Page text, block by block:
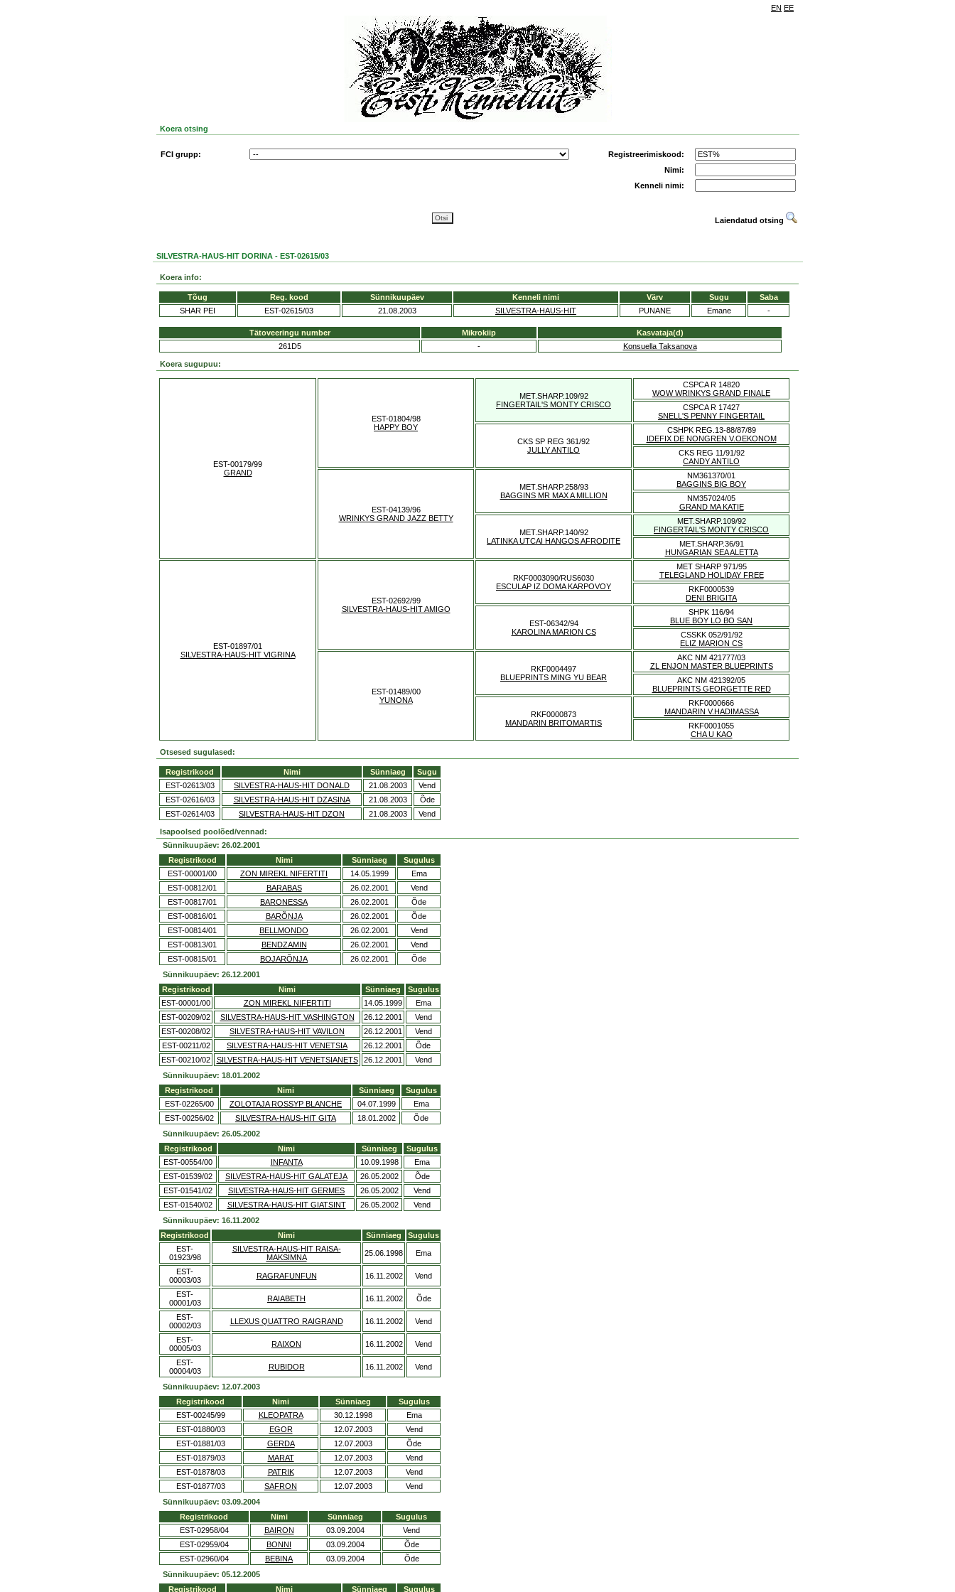
EN EE
Koera otsing
FCI grupp:
Registreerimiskood:
Nimi:
Kenneli nimi:
Laiendatud otsing
SILVESTRA-HAUS-HIT DORINA - EST-02615/03
Koera info:
Tõug Reg. kood Sünnikuupäev Kenneli nimi Värv Sugu
Saba
SHAR PEI
EST-02615/03 21.08.2003 SILVESTRA-HAUS-HIT PUNANE Emane -
Tätoveeringu number Mikrokiip
Kasvataja(d)
261D5
- Konsuella Taksanova
Koera sugupuu:
EST-00179/99
GRAND
EST-01804/98
HAPPY BOY
MET.SHARP.109/92
FINGERTAIL'S MONTY CRISCO
CSPCA R 14820
WOW WRINKYS GRAND FINALE
CSPCA R 17427
SNELL'S PENNY FINGERTAIL
CKS SP REG 361/92
JULLY ANTILO
CSHPK REG.13-88/87/89
IDEFIX DE NONGREN V.OEKONOM
CKS REG 11/91/92
CANDY ANTILO
EST-04139/96
WRINKYS GRAND JAZZ BETTY
MET.SHARP.258/93
BAGGINS MR MAX A MILLION
NM361370/01
BAGGINS BIG BOY
NM357024/05
GRAND MA KATIE
MET.SHARP.140/92
LATINKA UTCAI HANGOS AFRODITE
MET.SHARP.109/92
FINGERTAIL'S MONTY CRISCO
MET.SHARP.36/91
HUNGARIAN SEA ALETTA
EST-01897/01
SILVESTRA-HAUS-HIT VIGRINA
EST-02692/99
SILVESTRA-HAUS-HIT AMIGO
RKF0003090/RUS6030
ESCULAP IZ DOMA KARPOVOY
MET SHARP 971/95
TELEGLAND HOLIDAY FREE
RKF0000539
DENI BRIGITA
EST-06342/94
KAROLINA MARION CS
SHPK 116/94
BLUE BOY LO BO SAN
CSSKK 052/91/92
ELIZ MARION CS
EST-01489/00
YUNONA
RKF0004497
BLUEPRINTS MING YU BEAR
AKC NM 421777/03
ZL ENJON MASTER BLUEPRINTS
AKC NM 421392/05
BLUEPRINTS GEORGETTE RED
RKF0000873
MANDARIN BRITOMARTIS
RKF0000666
MANDARIN V.HADIMASSA
RKF0001055
CHA U KAO
Otsesed sugulased:
Registrikood Nimi Sünniaeg
Sugu
EST-02613/03
SILVESTRA-HAUS-HIT DONALD 21.08.2003
Vend
EST-02616/03
SILVESTRA-HAUS-HIT DZASINA 21.08.2003
Õde
EST-02614/03
SILVESTRA-HAUS-HIT DZON 21.08.2003 Vend
Isapoolsed poolõed/vennad:
Sünnikuupäev: 26.02.2001
Registrikood
Nimi Sünniaeg
Sugulus
EST-00001/00
ZON MIREKL NIFERTITI 14.05.1999
Ema
EST-00812/01
BARABAS 26.02.2001
Vend
EST-00817/01
BARONESSA 26.02.2001
Õde
EST-00816/01
BARÕNJA 26.02.2001
Õde
EST-00814/01
BELLMONDO 26.02.2001
Vend
EST-00813/01
BENDZAMIN 26.02.2001
Vend
EST-00815/01
BOJARÕNJA 26.02.2001
Õde
Sünnikuupäev: 26.12.2001
Registrikood
Nimi Sünniaeg
Sugulus
EST-00001/00
ZON MIREKL NIFERTITI 14.05.1999
Ema
EST-00209/02
SILVESTRA-HAUS-HIT VASHINGTON 26.12.2001
Vend
EST-00208/02
SILVESTRA-HAUS-HIT VAVILON 26.12.2001
Vend
EST-00211/02
SILVESTRA-HAUS-HIT VENETSIA 26.12.2001
Õde
EST-00210/02
SILVESTRA-HAUS-HIT VENETSIANETS 26.12.2001
Vend
Sünnikuupäev: 18.01.2002
Registrikood
Nimi Sünniaeg
Sugulus
EST-02265/00
ZOLOTAJA ROSSYP BLANCHE 04.07.1999
Ema
EST-00256/02
SILVESTRA-HAUS-HIT GITA 18.01.2002
Õde
Sünnikuupäev: 26.05.2002
Registrikood
Nimi Sünniaeg
Sugulus
EST-00554/00
INFANTA 10.09.1998
Ema
EST-01539/02
SILVESTRA-HAUS-HIT GALATEJA 26.05.2002
Õde
EST-01541/02
SILVESTRA-HAUS-HIT GERMES 26.05.2002
Vend
EST-01540/02
SILVESTRA-HAUS-HIT GIATSINT 26.05.2002
Vend
Sünnikuupäev: 16.11.2002
Registrikood
Nimi Sünniaeg
Sugulus
EST-
01923/98
SILVESTRA-HAUS-HIT RAISA-
MAKSIMNA
25.06.1998 Ema
EST-
00003/03
RAGRAFUNFUN 16.11.2002 Vend
EST-
00001/03
RAIABETH 16.11.2002 Õde
EST-
00002/03
LLEXUS QUATTRO RAIGRAND 16.11.2002 Vend
EST-
00005/03
RAIXON 16.11.2002 Vend
EST-
00004/03
RUBIDOR 16.11.2002 Vend
Sünnikuupäev: 12.07.2003
Registrikood
Nimi Sünniaeg
Sugulus
EST-00245/99
KLEOPATRA 30.12.1998
Ema
EST-01880/03
EGOR 12.07.2003
Vend
EST-01881/03
GERDA 12.07.2003
Õde
EST-01879/03
MARAT 12.07.2003
Vend
EST-01878/03
PATRIK 12.07.2003
Vend
EST-01877/03
SAFRON 12.07.2003
Vend
Sünnikuupäev: 03.09.2004
Registrikood
Nimi Sünniaeg
Sugulus
EST-02958/04
BAIRON 03.09.2004
Vend
EST-02959/04
BONNI 03.09.2004
Õde
EST-02960/04
BEBINA 03.09.2004
Õde
Sünnikuupäev: 05.12.2005
Registrikood
Nimi Sünniaeg Sugulus